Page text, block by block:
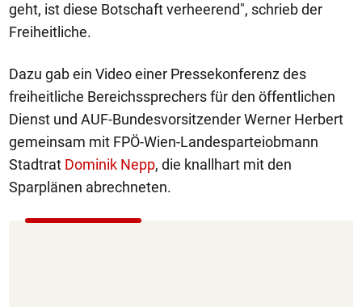
geht, ist diese Botschaft verheerend", schrieb der
Freiheitliche.
Dazu gab ein Video einer Pressekonferenz des
freiheitliche Bereichssprechers für den öffentlichen
Dienst und AUF-Bundesvorsitzender Werner Herbert
gemeinsam mit FPÖ-Wien-Landesparteiobmann
Stadtrat Dominik Nepp, die knallhart mit den
Sparplänen abrechneten.